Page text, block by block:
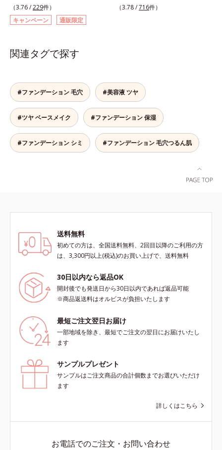
めらかな質感美へ導く、リキッドフ
ァンデーション「カバーはしたいけ
ど厚塗り感はイヤ」「素肌がもとも
なのにピタッと密着し、肌悩み
いくお悩みを自然に隠しつつも、ま
るで“素肌美人”に見える仕上がりを
叶えるのは、微細で均一なカバー粉
体(*1)が大きさの異なる毛穴にも隙
なくフィットするから。粉体の表面
にダマ防止の特殊コーティングを施
すことで、カバー粉体は薄く・均一
セラム設計(*3)を採用。肌に触れた
与えます。キメを整え、磨かれたよ
うな透明感とツヤを生み出すこと
で、“つるん”とした光のヴェールを
キンフィットカラー成分（酸化チタ
ン、酸化鉄、ステアロイルグルタミ
ン酸2Na）配合＝自然な仕上がりで
で*3 肌のキメを整え、粉体を密着
させる設計のこと
（3.76 /229件）
キャンペーン
通販限定
ら美肌が10時間(*)続くリキッドフ
均一に光を拡散することを実現。毛
穴やシミの目立ちにくい“ほのツヤ
美肌”に仕上げます。ウォータープ
ルーフテスト済で、アウトドアにも
おすすめです。* 10時間化粧持ちデ
ータ取得済（当社調べ）効果には個
人差があります。
（3.78 /716件）
関連タグで探す
#ファンデーション 毛穴 #美容液 ツヤ
#ツヤ ベースメイク #ファンデーション 保湿
#ファンデーション シミ #ファンデーション 毛穴つるん肌
送料無料
初めての方は、全国送料無料、2回目以降のご利用の方
は、3,300円以上(税込)のお買い上げで、送料無料
30日以内なら返品OK
開封後でも発送日から30日以内であれば返品可能
※商品返送料はオルビスが負担いたします
最短ご注文翌日お届け
一部地域を除き、最短でご注文の翌日にお届けいたし
ます
サンプルプレゼント
サンプルはご注文商品の合計個数までお選びいただけ
ます
詳しくはこちら
お電話でのご注文・お問い合わせ